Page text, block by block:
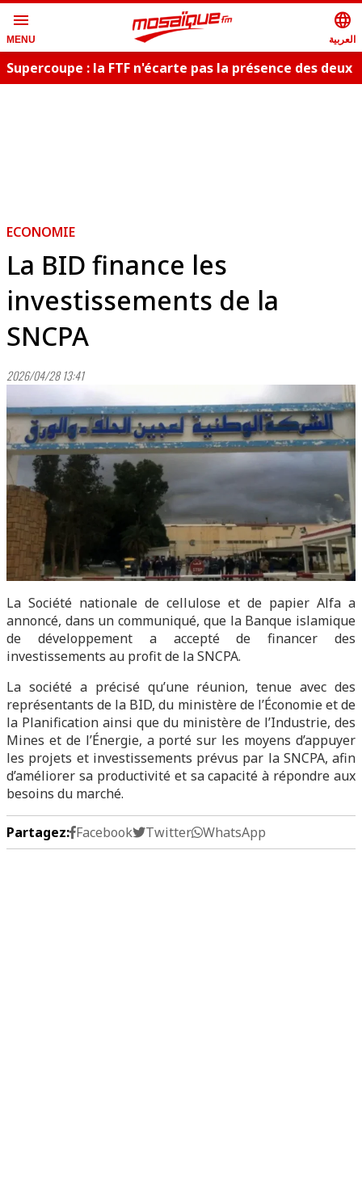
menu
MENU
language
العربية
Supercoupe : la FTF n'écarte pas la présence des deux
ECONOMIE
La BID finance les
investissements de la
SNCPA
2026/04/28 13:41
La Société nationale de cellulose et de papier Alfa a
annoncé, dans un communiqué, que la Banque islamique
de développement a accepté de financer des
investissements au profit de la SNCPA.
La société a précisé qu’une réunion, tenue avec des
représentants de la BID, du ministère de l’Économie et de
la Planification ainsi que du ministère de l’Industrie, des
Mines et de l’Énergie, a porté sur les moyens d’appuyer
les projets et investissements prévus par la SNCPA, afin
d’améliorer sa productivité et sa capacité à répondre aux
besoins du marché.
Partagez: Facebook Twitter WhatsApp